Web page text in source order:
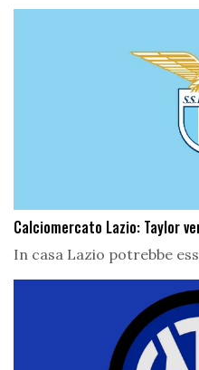
Calciomercato Lazio: Taylor
In casa Lazio potrebbe